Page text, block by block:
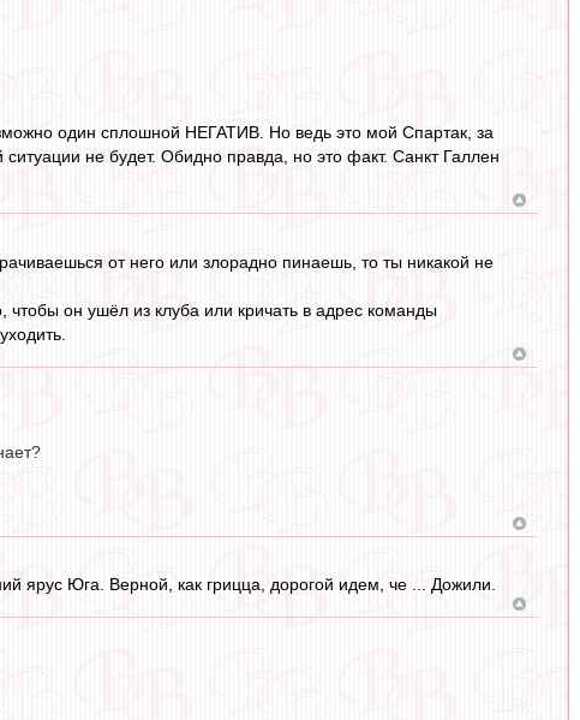
один сплошной НЕГАТИВ. Но ведь это мой Спартак, за
не будет. Обидно правда, но это факт. Санкт Галлен
от него или злорадно пинаешь, то ты никакой не
чтобы он ушёл из клуба или кричать в адрес команды
ярус Юга. Верной, как грицца, дорогой идем, че ... Дожили.